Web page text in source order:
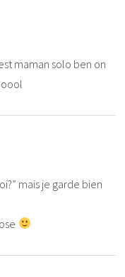
maman solo ben on
mais je garde bien